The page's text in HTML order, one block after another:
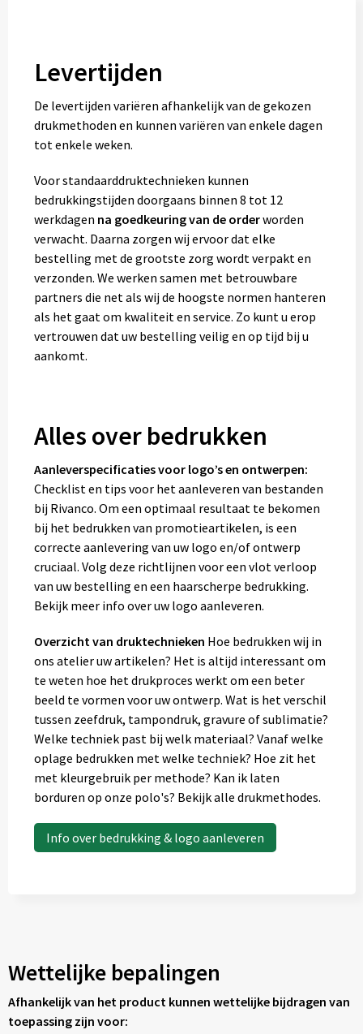
Levertijden
De levertijden variëren afhankelijk van de gekozen
drukmethoden en kunnen variëren van enkele dagen
tot enkele weken.
Voor standaarddruktechnieken kunnen
bedrukkingstijden doorgaans binnen 8 tot 12
werkdagen na goedkeuring van de orderworden
verwacht. Daarna zorgen wij ervoor dat elke
bestelling met de grootste zorg wordt verpakt en
verzonden. We werken samen met betrouwbare
partners die net als wij de hoogste normen hanteren
als het gaat om kwaliteit en service. Zo kunt u erop
vertrouwen dat uw bestelling veilig en op tijd bij u
aankomt.
Alles over bedrukken
Aanleverspecificaties voor logo’s en ontwerpen:
Checklist en tips voor het aanleveren van bestanden
bij Rivanco. Om een optimaal resultaat te bekomen
bij het bedrukken van promotieartikelen, is een
correcte aanlevering van uw logo en/of ontwerp
cruciaal. Volg deze richtlijnen voor een vlot verloop
van uw bestelling en een haarscherpe bedrukking.
Bekijk meer info over uw logo aanleveren.
Overzicht van druktechnieken Hoe bedrukken wij in
ons atelier uw artikelen? Het is altijd interessant om
te weten hoe het drukproces werkt om een beter
beeld te vormen voor uw ontwerp. Wat is het verschil
tussen zeefdruk, tampondruk, gravure of sublimatie?
Welke techniek past bij welk materiaal? Vanaf welke
oplage bedrukken met welke techniek? Hoe zit het
met kleurgebruik per methode? Kan ik laten
borduren op onze polo's? Bekijk alle drukmethodes.
Info over bedrukking & logo aanleveren
Wettelijke bepalingen
Afhankelijk van het product kunnen wettelijke bijdragen van
toepassing zijn voor: